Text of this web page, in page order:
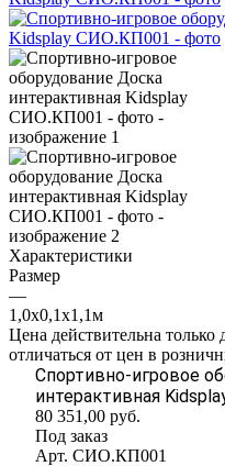
Характеристики
Размер
—
1,0х0,1х1,1м
Цена действительна
отличаться от цен в
Спортивно-игровое
интерактивная
80 351,00 руб.
Под заказ
Арт. СИО.КП001